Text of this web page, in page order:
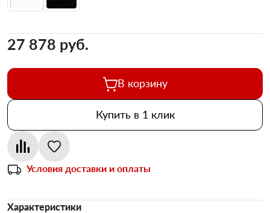
27 878 pуб.
В корзину
Купить в 1 клик
Условия доставки и оплаты
Характеристики